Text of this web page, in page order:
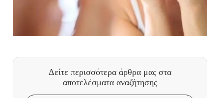
Δείτε περισσότερα άρθρα μας στα
αποτελέσματα αναζήτησης